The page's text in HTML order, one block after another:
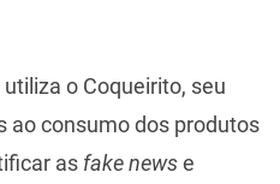
o Coqueirito, seu
ao consumo dos produtos
as fake newse